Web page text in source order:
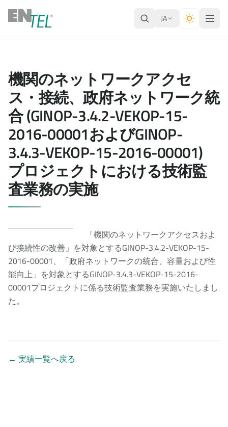
JA
機関のネットワークアクセ
ス・接続、政府ネットワーク統
合 (GINOP-3.4.2-VEKOP-15-
2016-00001およびGINOP-
3.4.3-VEKOP-15-2016-00001)
プロジェクトにおける技術監
査業務の実施
「機関のネットワークアクセスおよ
び接続性の改善」を対象とするGINOP-3.4.2-VEKOP-15-
2016-00001、「政府ネットワークの統合、容量および性
能向上」を対象とするGINOP-3.4.3-VEKOP-15-2016-
00001プロジェクトに係る技術監査業務を実施いたしまし
た。
← 実績一覧へ戻る